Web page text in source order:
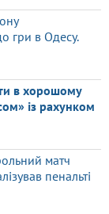
гри в Одесу.
в хорошому
із рахунком
матч
пенальті